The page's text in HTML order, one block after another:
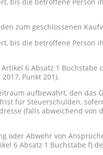
zum geschlossenen
bis die betroffene
6 Absatz 1
Punkt 201).
aufbewahrt, den das
für Steuerschulden,
(falls abweichend
oder Abwehr von
6 Absatz 1 Buchstabe f)